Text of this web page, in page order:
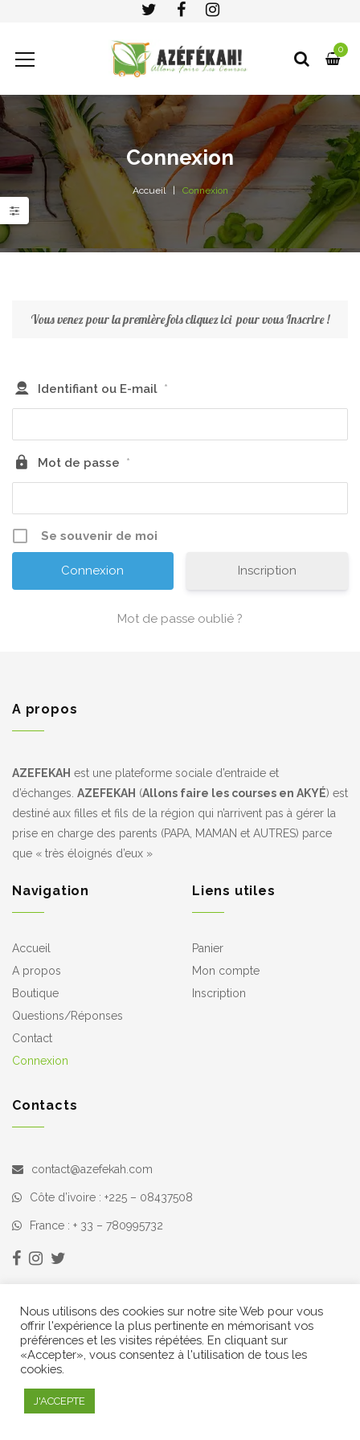
0
Connexion
Accueil Connexion
Vous venez pour la première foiscliquez ici pour vous Inscrire !
Identifiant ou E-mail *
Mot de passe *
Se souvenir de moi
Inscription
Mot de passe oublié ?
A propos
AZEFEKAH est une plateforme sociale d’entraide et
d’échanges. AZEFEKAH (Allons faire les courses en AKYÉ) est
destiné aux filles et fils de la région qui n’arrivent pas à gérer la
prise en charge des parents (PAPA, MAMAN et AUTRES) parce
que « très éloignés d’eux »
Navigation
Accueil
A propos
Boutique
Questions/Réponses
Contact
Connexion
Liens utiles
Panier
Mon compte
Inscription
Contacts
contact@azefekah.com
Côte d’ivoire : +225 – 08437508
France : + 33 – 780995732
© Copyright 2021 AZEFEKAH Tous droits réservés
Nous utilisons des cookies sur notre site Web pour vous
offrir l'expérience la plus pertinente en mémorisant vos
préférences et les visites répétées. En cliquant sur
«Accepter», vous consentez à l'utilisation de tous les
cookies.
J'ACCEPTE